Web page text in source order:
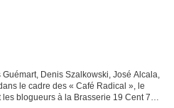
Denis Szalkowski, José Alcala,
le cadre des « Café Radical », le
les blogueurs à la Brasserie 19 Cent 73